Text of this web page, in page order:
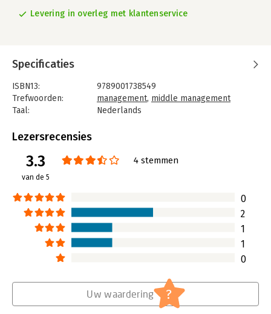
Levering in overleg met klantenservice
Specificaties
ISBN13:
9789001738549
Trefwoorden:
management, middle management
Taal:
Nederlands
Beveiliging:
Aantal pagina's:
521
Druk:
Verschijningsdatum:
Hoofdrubriek: Algemeen management
Lezersrecensies
3.3
van de 5
4 stemmen
0
2
1
1
0
Uw waardering ?